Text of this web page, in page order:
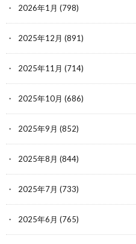
2026年1月 (798)
2025年12月 (891)
2025年11月 (714)
2025年10月 (686)
2025年9月 (852)
2025年8月 (844)
2025年7月 (733)
2025年6月 (765)